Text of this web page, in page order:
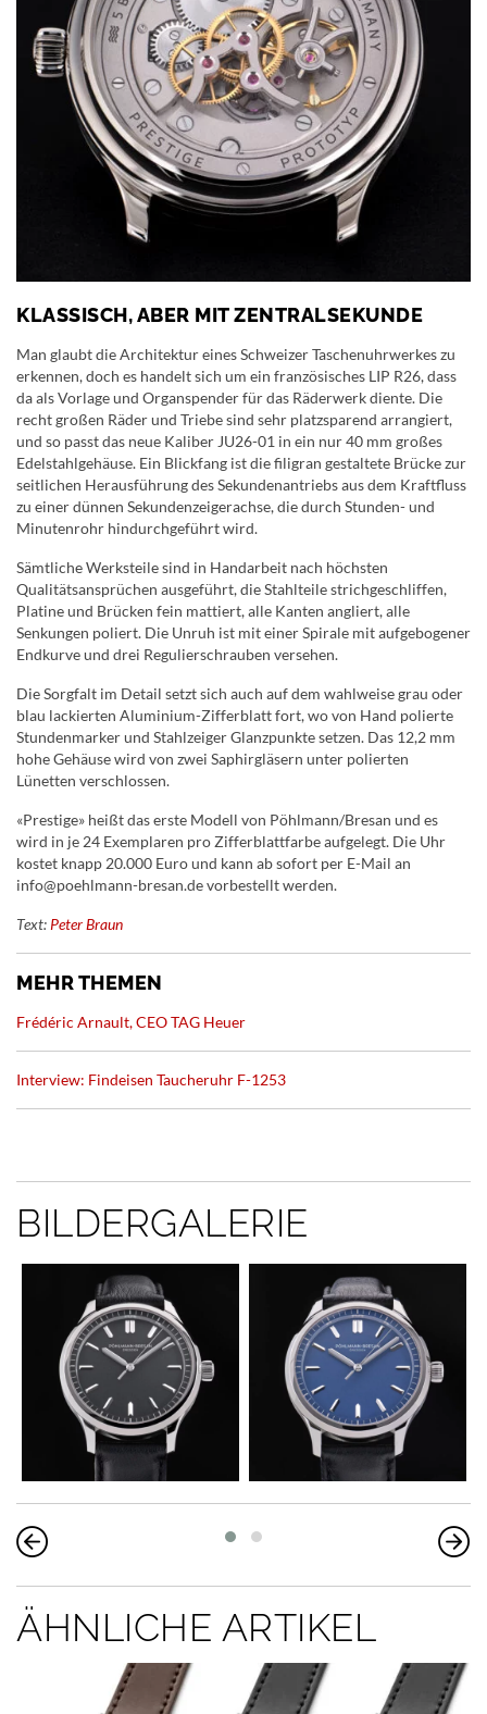
KLASSISCH, ABER MIT ZENTRALSEKUNDE
Man glaubt die Architektur eines Schweizer Taschenuhrwerkes zu
erkennen, doch es handelt sich um ein französisches LIP R26, dass
da als Vorlage und Organspender für das Räderwerk diente. Die
recht großen Räder und Triebe sind sehr platzsparend arrangiert,
und so passt das neue Kaliber JU26-01 in ein nur 40 mm großes
Edelstahlgehäuse. Ein Blickfang ist die filigran gestaltete Brücke zur
seitlichen Herausführung des Sekundenantriebs aus dem Kraftfluss
zu einer dünnen Sekundenzeigerachse, die durch Stunden- und
Minutenrohr hindurchgeführt wird.
Sämtliche Werksteile sind in Handarbeit nach höchsten
Qualitätsansprüchen ausgeführt, die Stahlteile strichgeschliffen,
Platine und Brücken fein mattiert, alle Kanten angliert, alle
Senkungen poliert. Die Unruh ist mit einer Spirale mit aufgebogener
Endkurve und drei Regulierschrauben versehen.
Die Sorgfalt im Detail setzt sich auch auf dem wahlweise grau oder
blau lackierten Aluminium-Zifferblatt fort, wo von Hand polierte
Stundenmarker und Stahlzeiger Glanzpunkte setzen. Das 12,2 mm
hohe Gehäuse wird von zwei Saphirgläsern unter polierten
Lünetten verschlossen.
«Prestige» heißt das erste Modell von Pöhlmann/Bresan und es
wird in je 24 Exemplaren pro Zifferblattfarbe aufgelegt. Die Uhr
kostet knapp 20.000 Euro und kann ab sofort per E-Mail an
info@poehlmann-bresan.de vorbestellt werden.
Text: Peter Braun
MEHR THEMEN
Frédéric Arnault, CEO TAG Heuer
Interview: Findeisen Taucheruhr F-1253
BILDERGALERIE
ÄHNLICHE ARTIKEL